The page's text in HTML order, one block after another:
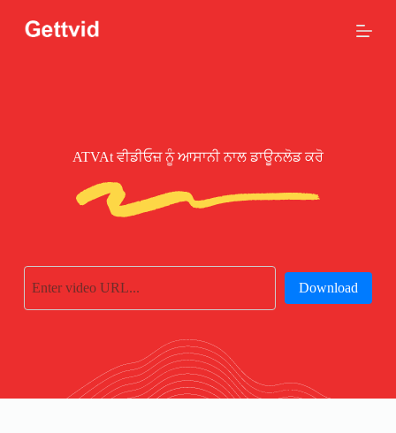
ਮੱ
ATVAt ਵੀਡੀਓਜ਼ ਨੂੰ ਆਸਾਨੀ ਨਾਲ ਡਾਊਨਲੋਡ ਕਰੋ
Download